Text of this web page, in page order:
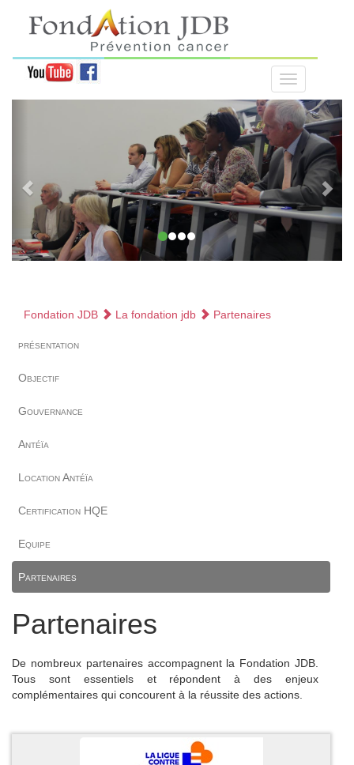
Fondation JDB La fondation jdb Partenaires
présentation
Objectif
Gouvernance
Antéïa
Location Antéïa
Certification HQE
Equipe
Partenaires
Partenaires
De nombreux partenaires accompagnent la Fondation JDB.
Tous sont essentiels et répondent à des enjeux
complémentaires qui concourent à la réussite des actions.